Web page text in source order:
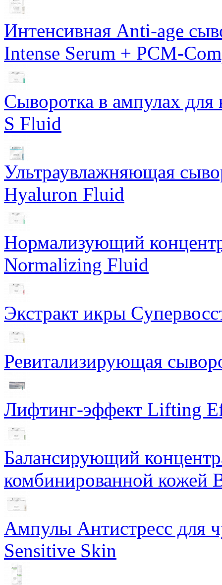
Интенсивная Anti-age
Intense Serum + PCM-
Сыворотка в ампулах для
S Fluid
Ультраувлажняющая
Hyaluron Fluid
Нормализующий
Normalizing Fluid
Экстракт икры
Ревитализирующая
Лифтинг-эффект Lifting
Балансирующий
комбинированной кожей
Ампулы Антистресс для
Sensitive Skin